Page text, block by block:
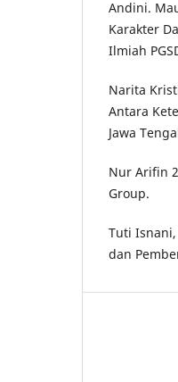
Andini.
Karakter
Ilmiah
Narita
Antara
Jawa
Nur Arifin
Group.
Tuti Isnani,
dan